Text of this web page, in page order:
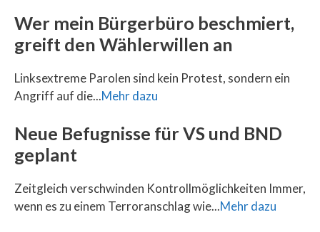
Wer mein Bürgerbüro beschmiert,
greift den Wählerwillen an
Linksextreme Parolen sind kein Protest, sondern ein
Angriff auf die...Mehr dazu
Neue Befugnisse für VS und BND
geplant
Zeitgleich verschwinden Kontrollmöglichkeiten Immer,
wenn es zu einem Terroranschlag wie...Mehr dazu